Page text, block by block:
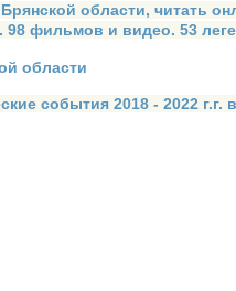
области, читать
98 фильмов и видео. 53
области
события 2018 - 2022 г.г.